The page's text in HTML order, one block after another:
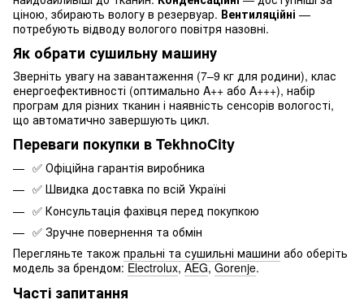
ціною, збирають вологу в резервуар. Вентиляційні —
потребують відводу вологого повітря назовні.
Як обрати сушильну машину
Зверніть увагу на завантаження (7–9 кг для родини), клас
енергоефективності (оптимально A++ або A+++), набір
програм для різних тканин і наявність сенсорів вологості,
що автоматично завершують цикл.
Переваги покупки в TekhnoCity
✅ Офіційна гарантія виробника
✅ Швидка доставка по всій Україні
✅ Консультація фахівця перед покупкою
✅ Зручне повернення та обмін
Перегляньте також пральні та сушильні машини або оберіть
модель за брендом: Electrolux, AEG, Gorenje.
Часті запитання